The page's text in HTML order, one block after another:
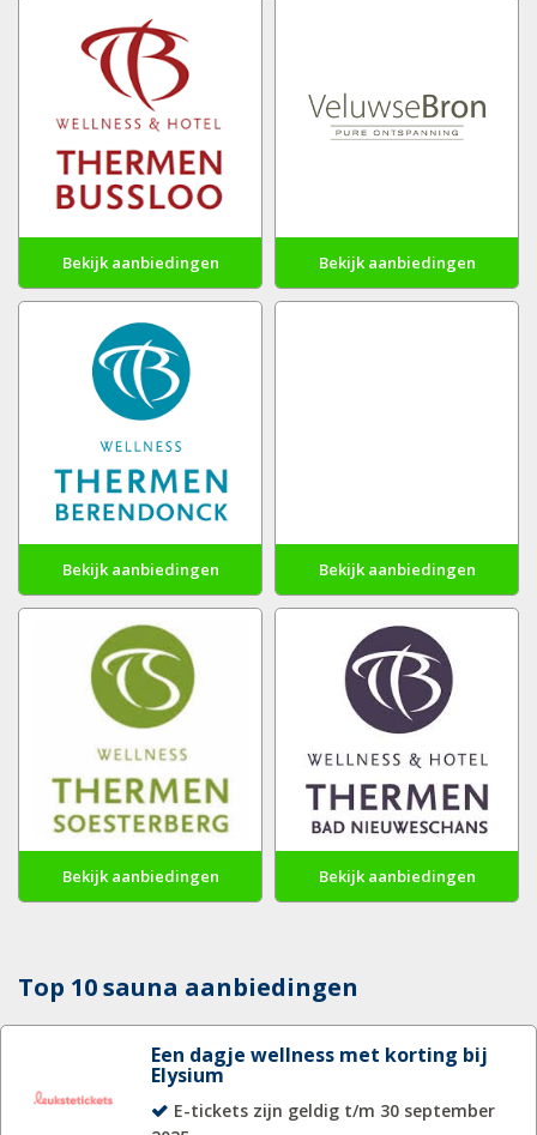
Bekijk aanbiedingen Bekijk aanbiedingen
Bekijk aanbiedingen Bekijk aanbiedingen
Bekijk aanbiedingen Bekijk aanbiedingen
Top 10 sauna aanbiedingen
Een dagje wellness met korting bij
Elysium
E-tickets zijn geldig t/m 30 september